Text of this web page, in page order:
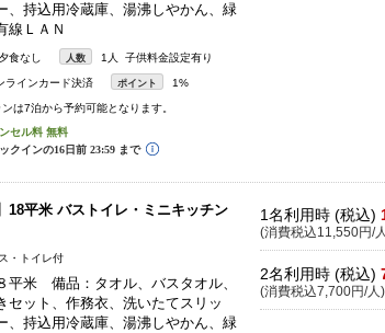
、持込用冷蔵庫、湯沸しやかん、緑
線ＬＡＮ
食なし 人数 1人 子供料金設定有り
ラインカード決済 ポイント 1%
は7泊から予約可能となります。
18平米 バストイレ・ミニキッチン
・トイレ付
平米 備品：タオル、バスタオル、
セット、作務衣、洗いたてスリッ
、持込用冷蔵庫、湯沸しやかん、緑
1名利用時 (税込)
(消費税込11,550円/
2名利用時 (税込)
(消費税込7,700円/人)